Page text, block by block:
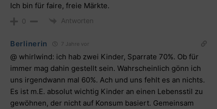
Ich bin für faire, freie Märkte.
0 Antworten
Berlinerin 7 Jahre vor
@ whirlwind: ich hab zwei Kinder, Sparrate 70%. Ob für
immer mag dahin gestellt sein. Wahrscheinlich gönn ich
uns irgendwann mal 60%. Ach und uns fehlt es an nichts.
Es ist m.E. absolut wichtig Kinder an einen Lebensstil zu
gewöhnen, der nicht auf Konsum basiert. Gemeinsam